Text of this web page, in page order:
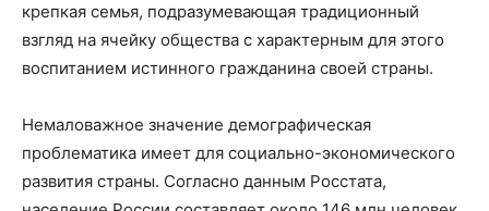
крепкая семья, подразумевающая традиционный
взгляд на ячейку общества с характерным для этого
воспитанием истинного гражданина своей страны.
Немаловажное значение демографическая
проблематика имеет для социально-экономического
развития страны. Согласно данным Росстата,